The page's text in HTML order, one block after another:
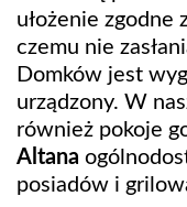
ułożenie zgodne
czemu nie
Domków jest
urządzony. W
również pokoje
Altana
posiadów i